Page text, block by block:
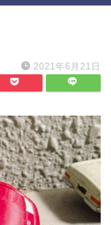
2021年6月21日